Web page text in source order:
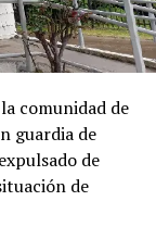
Aucar, obras
tienen
PMB, pero
clara sobre
esta situación,
desde
comunidad de
guardia de
de
de